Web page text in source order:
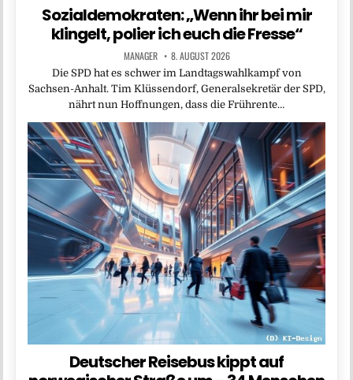
Sozialdemokraten: „Wenn ihr bei mir
klingelt, polier ich euch die Fresse“
MANAGER 8. AUGUST 2026
Die SPD hat es schwer im Landtagswahlkampf von
Sachsen-Anhalt. Tim Klüssendorf, Generalsekretär der SPD,
nährt nun Hoffnungen, dass die Frührente…
Deutscher Reisebus kippt auf